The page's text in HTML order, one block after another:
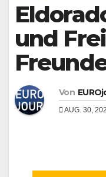
und
Von
AUG. 30,